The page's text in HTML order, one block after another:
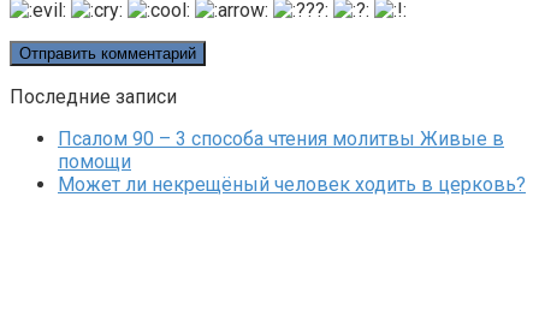
Последние записи
Псалом 90 – 3 способа чтения молитвы Живые в
помощи
Может ли некрещёный человек ходить в церковь?